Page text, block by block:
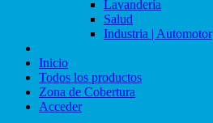
Lavandería
Salud
Industria | Automotor
Inicio
Todos los productos
Zona de Cobertura
Acceder